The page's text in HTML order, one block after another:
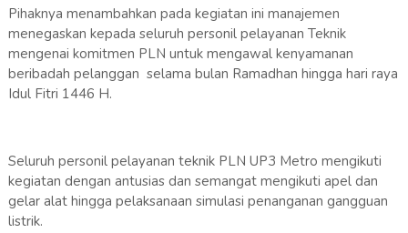
Pihaknya menambahkan pada kegiatan ini manajemen
menegaskan kepada seluruh personil pelayanan Teknik
mengenai komitmen PLN untuk mengawal kenyamanan
beribadah pelanggan selama bulan Ramadhan hingga hari raya
Idul Fitri 1446 H.
Seluruh personil pelayanan teknik PLN UP3 Metro mengikuti
kegiatan dengan antusias dan semangat mengikuti apel dan
gelar alat hingga pelaksanaan simulasi penanganan gangguan
listrik.